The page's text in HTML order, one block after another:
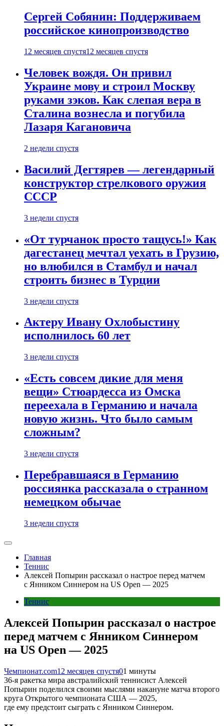
Сергей Собянин: Поддерживаем
российское кинопроизводство
12 месяцев спустя12 месяцев спустя
Человек вождя. Он привил
Украине мову и строил Москву
руками зэков. Как слепая вера в
Сталина вознесла и погубила
Лазаря Кагановича
2 недели спустя
Василий Дегтярев — легендарный
конструктор стрелкового оружия
СССР
3 недели спустя
«От турчанок просто тащусь!» Как
дагестанец мечтал уехать в Грузию,
но влюбился в Стамбул и начал
строить бизнес в Турции
3 недели спустя
Актеру Ивану Охлобыстину
исполнилось 60 лет
3 недели спустя
«Есть совсем дикие для меня
вещи» Стюардесса из Омска
переехала в Германию и начала
новую жизнь. Что было самым
сложным?
3 недели спустя
Перебравшаяся в Германию
россиянка рассказала о странном
немецком обычае
3 недели спустя
Главная
Теннис
Алексей Попырин рассказал о настрое перед матчем
с Янником Синнером на US Open — 2025
Теннис
Алексей Попырин рассказал о настрое
перед матчем с Янником Синнером
на US Open — 2025
Чемпионат.com12 месяцев спустя01 минуты
36-я ракетка мира австралийский теннисист Алексей
Попырин поделился своими мыслями накануне матча второго
круга Открытого чемпионата США — 2025,
где ему предстоит сыграть с Янником Синнером.